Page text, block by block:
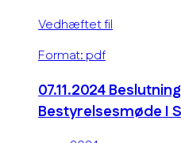
Vedhæftet fil
Format: pdf
07.11.2024
Bestyrelsesmøde I